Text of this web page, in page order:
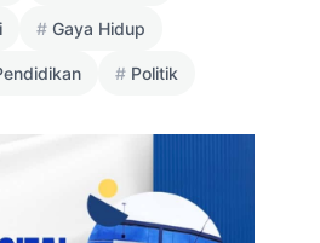
Gaya Hidup
Politik